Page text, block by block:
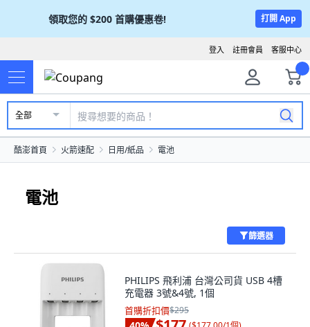
領取您的 $200 首購優惠卷! 打開 App
客服中心
註冊會員
登入
全部
酷澎首頁 火箭速配 日用/紙品 電池
電池
篩選器
PHILIPS 飛利浦 台灣公司貨 USB 4槽
充電器 3號&4號, 1個
首購折扣價$295